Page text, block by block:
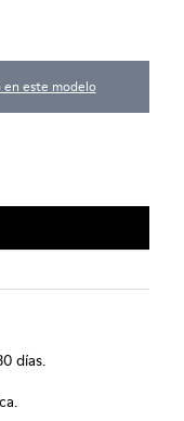
en este modelo
días.